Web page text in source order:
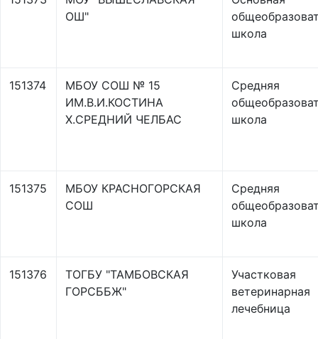
ОШ"
школа
151374
МБОУ СОШ № 15
ИМ.В.И.КОСТИНА
Х.СРЕДНИЙ ЧЕЛБАС
Средняя
школа
151375
МБОУ КРАСНОГОРСКАЯ
СОШ
Средняя
школа
151376
ТОГБУ "ТАМБОВСКАЯ
ГОРСББЖ"
Участковая
ветеринарная
лечебница